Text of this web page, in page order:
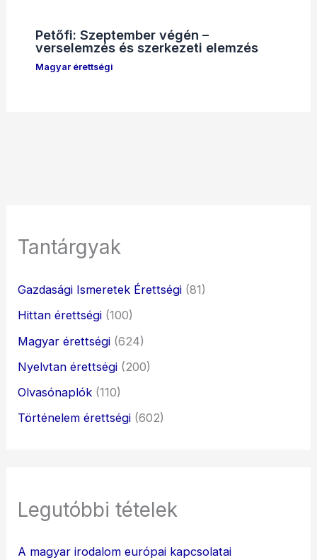
Petőfi: Szeptember végén –
verselemzés és szerkezeti elemzés
Magyar érettségi
Tantárgyak
Gazdasági Ismeretek Érettségi (81)
Hittan érettségi (100)
Magyar érettségi (624)
Nyelvtan érettségi (200)
Olvasónaplók (110)
Történelem érettségi (602)
Legutóbbi tételek
A magyar irodalom európai kapcsolatai